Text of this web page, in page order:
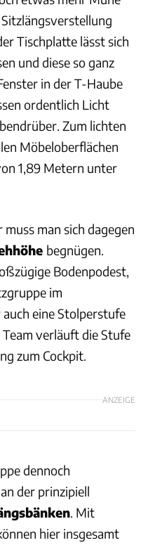
Tischplatte lässt sich
und diese so ganz
in der T-Haube
ordentlich Licht
Zum lichten
Möbeloberflächen
1,89 Metern unter
man sich dagegen
begnügen.
Bodenpodest,
im
eine Stolperstufe
verläuft die Stufe
zum Cockpit.
ANZEIGE
dennoch
der prinzipiell
. Mit
hier insgesamt